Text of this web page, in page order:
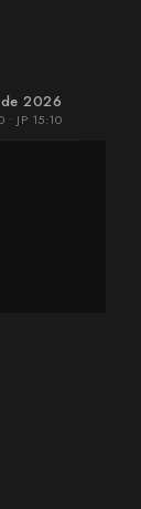
2026
• JP 15:10